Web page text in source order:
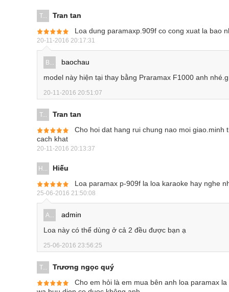
T...
Tran tan
Loa dung paramaxp.909f co cong xuat la bao
20-11-2016 20:17:31
B...
baochau
model này hiện tại thay bằng Praramax F1000 anh
20-11-2016 20:51:07
T...
Tran tan
Cho hoi dat hang rui chung nao moi
cach khat
20-11-2016 20:13:37
H...
Hiếu
Loa paramax p-909f la loa karaoke hay nghe
25-06-2016 21:50:08
A...
admin
Loa này có thể dùng ở cả 2 đều được bạn ạ
25-06-2016 23:56:25
T...
Trương ngọc quý
Cho em hỏi là em mua bên anh loa paramax